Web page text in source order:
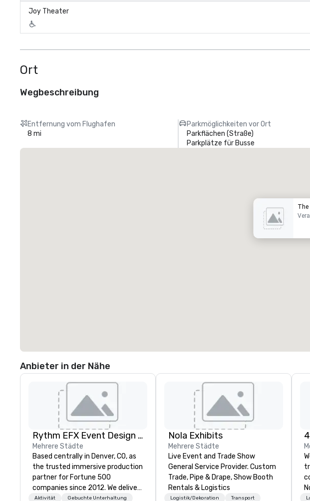
Joy Theater
Ort
Wegbeschreibung
Entfernung vom Flughafen
8 mi
Parkmöglichkeiten vor Ort
Parkflächen (Straße)
Parkplätze für Busse
The
Anbieter in der Nähe
Rythm EFX Event Design & Fabrication
Mehrere Städte
Based centrally in Denver, CO, as
the trusted immersive production
partner for Fortune 500
companies since 2012. We deliver
stunning premium AV and in-
Aktivität
Gebuchte Unterhaltung
Nola Exhibits
Mehrere Städte
Live Event and Trade Show
General Service Provider. Custom
Trade, Pipe & Drape, Show Booth
Rentals & Logistics
Logistik/Dekoration
Transport